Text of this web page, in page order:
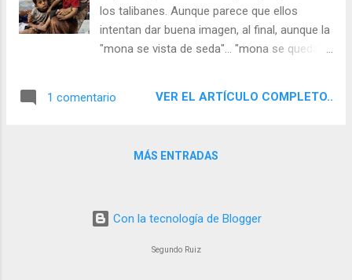
los talibanes. Aunque parece que ellos
intentan dar buena imagen, al final, aunque la
"mona se vista de seda"... "mona se queda"..
interesa conocer como se encontrará el
todavía peor. El retroceso en cuanto a sus
1 comentario VER EL ARTÍCULO COMPLETO..
MÁS ENTRADAS
Con la tecnología de Blogger
Segundo Ruiz